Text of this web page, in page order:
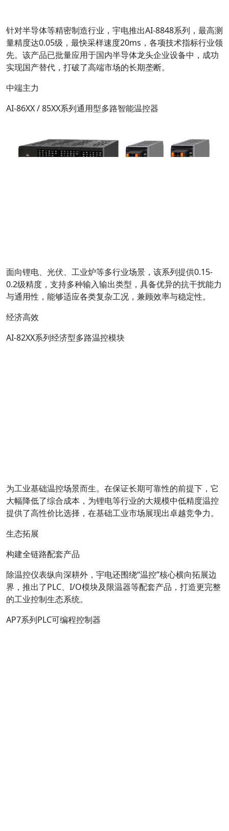
针对半导体等精密制造行业，宇电推出AI-8848系列，最高测
量精度达0.05级，最快采样速度20ms，各项技术指标行业领
先。该产品已批量应用于国内半导体龙头企业设备中，成功
实现国产替代，打破了高端市场的长期垄断。
中端主力
AI-86XX / 85XX系列通用型多路智能温控器
面向锂电、光伏、工业炉等多行业场景，该系列提供0.15-
0.2级精度，支持多种输入输出类型，具备优异的抗干扰能力
与通用性，能够适应各类复杂工况，兼顾效率与稳定性。
经济高效
AI-82XX系列经济型多路温控模块
为工业基础温控场景而生。在保证长期可靠性的前提下，它
大幅降低了综合成本，为锂电等行业的大规模中低精度温控
提供了高性价比选择，在基础工业市场展现出卓越竞争力。
生态拓展
构建全链路配套产品
除温控仪表纵向深耕外，宇电还围绕“温控”核心横向拓展边
界，推出了PLC、I/O模块及限温器等配套产品，打造更完整
的工业控制生态系统。
AP7系列PLC可编程控制器